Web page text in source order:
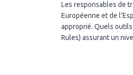
Les responsables de
Européenne et de
approprié. Quels
Rules) assurant un